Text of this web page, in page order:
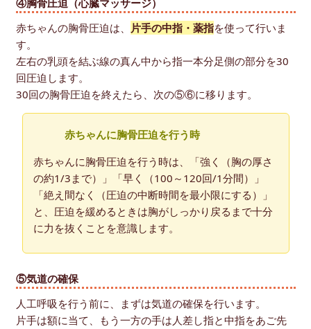
④胸骨圧迫（心臓マッサージ）
赤ちゃんの胸骨圧迫は、 片手の中指・薬指を使って行いま
す。
左右の乳頭を結ぶ線の真ん中から指一本分足側の部分を30
回圧迫します。
30回の胸骨圧迫を終えたら、次の⑤⑥に移ります。
赤ちゃんに胸骨圧迫を行う時
赤ちゃんに胸骨圧迫を行う時は、「強く（胸の厚さ
の約1/3まで）」「早く（100～120回/1分間）」
「絶え間なく（圧迫の中断時間を最小限にする）」
と、圧迫を緩めるときは胸がしっかり戻るまで十分
に力を抜くことを意識します。
⑤気道の確保
人工呼吸を行う前に、まずは気道の確保を行います。
片手は額に当て、もう一方の手は人差し指と中指をあご先